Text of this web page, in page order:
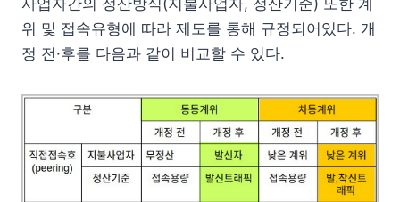
사업자간의 정산방식(지불사업자, 정산기준) 또한 계
위 및 접속유형에 따라 제도를 통해 규정되어있다. 개
정 전·후를 다음과 같이 비교할 수 있다.